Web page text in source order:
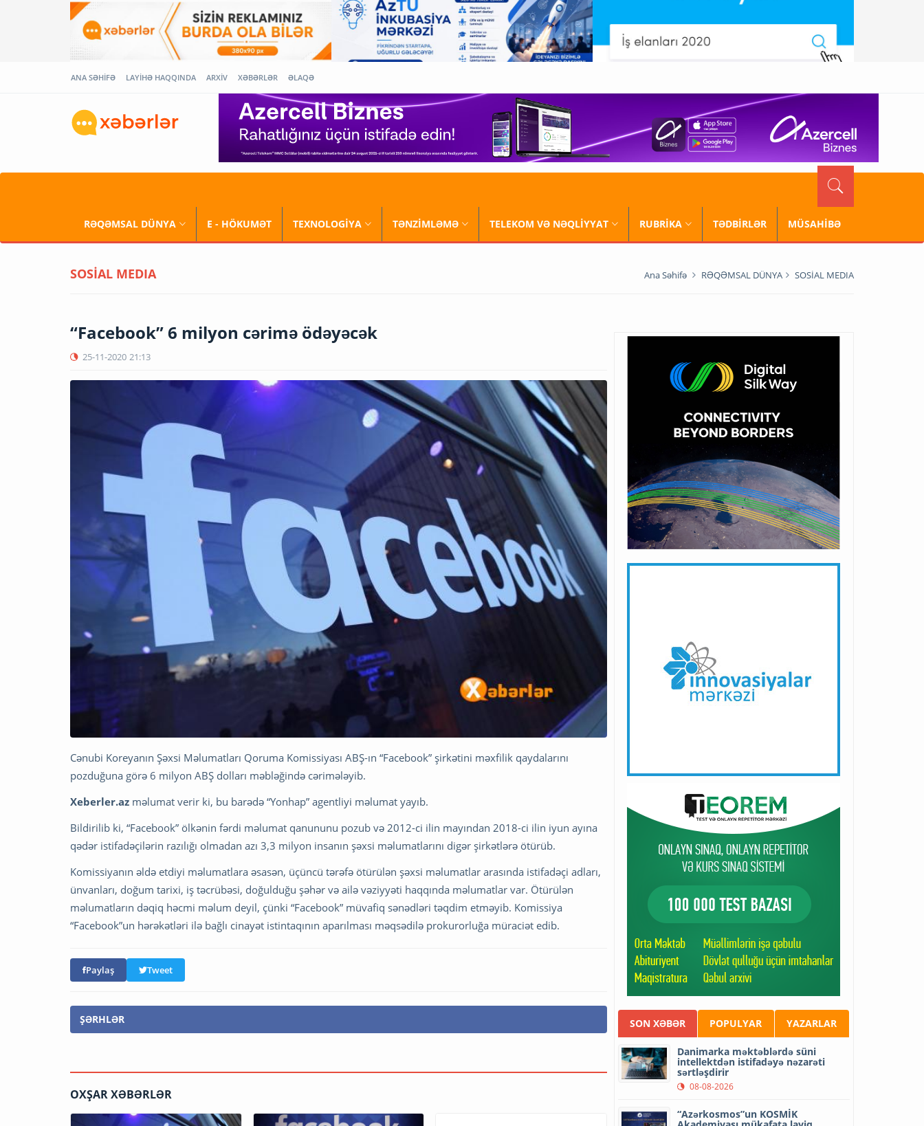
ANA SƏHİFƏ LAYİHƏ HAQQINDA ARXİV XƏBƏRLƏR ƏLAQƏ
RƏQƏMSAL DÜNYA E - HÖKUMƏT TEXNOLOGİYA TƏNZİMLƏMƏ TELEKOM VƏ NƏQLİYYAT RUBRİKA TƏDBİRLƏR MÜSAHİBƏ
SOSİAL MEDIA Ana Səhifə RƏQƏMSAL DÜNYA SOSİAL MEDIA
“Facebook” 6 milyon cərimə ödəyəcək
25-11-2020 21:13
Cənubi Koreyanın Şəxsi Məlumatları Qoruma Komissiyası ABŞ-ın “Facebook” şirkətini məxfilik qaydalarını
pozduğuna görə 6 milyon ABŞ dolları məbləğində cərimələyib.
Xeberler.az məlumat verir ki, bu barədə “Yonhap” agentliyi məlumat yayıb.
Bildirilib ki, “Facebook” ölkənin fərdi məlumat qanununu pozub və 2012-ci ilin mayından 2018-ci ilin iyun ayına
qədər istifadəçilərin razılığı olmadan azı 3,3 milyon insanın şəxsi məlumatlarını digər şirkətlərə ötürüb.
Komissiyanın əldə etdiyi məlumatlara əsasən, üçüncü tərəfə ötürülən şəxsi məlumatlar arasında istifadəçi adları,
ünvanları, doğum tarixi, iş təcrübəsi, doğulduğu şəhər və ailə vəziyyəti haqqında məlumatlar var. Ötürülən
məlumatların dəqiq həcmi məlum deyil, çünki “Facebook” müvafiq sənədləri təqdim etməyib. Komissiya
“Facebook”un hərəkətləri ilə bağlı cinayət istintaqının aparılması məqsədilə prokurorluğa müraciət edib.
Paylaş Tweet
ŞƏRHLƏR
OXŞAR XƏBƏRLƏR
SON XƏBƏR POPULYAR YAZARLAR
Danimarka məktəblərdə süni
intellektdən istifadəyə nəzarəti
sərtləşdirir
08-08-2026
“Azərkosmos”un KOSMİK